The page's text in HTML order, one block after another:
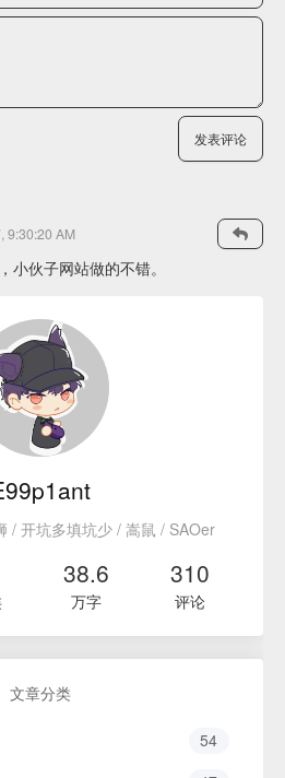
发表评论
9:30:20 AM
小伙子网站做的不错。
/ 开坑多填坑少 / 嵩鼠 / SAOer
38.6
万字
310
评论
文章分类
54